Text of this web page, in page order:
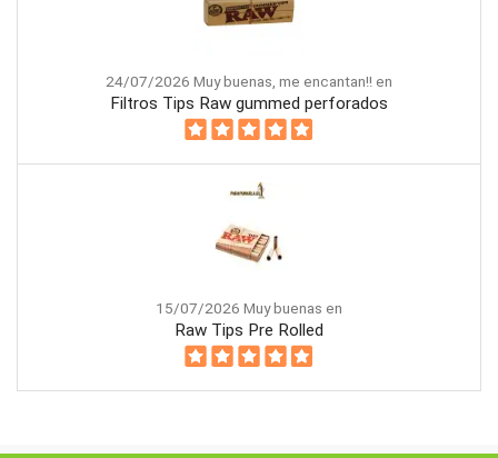
24/07/2026 Muy buenas, me encantan!! en
Filtros Tips Raw gummed perforados
15/07/2026 Muy buenas en
Raw Tips Pre Rolled